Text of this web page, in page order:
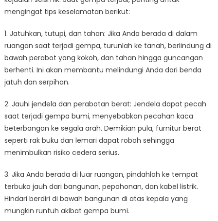
mengingat tips keselamatan berikut:
1. Jatuhkan, tutupi, dan tahan: Jika Anda berada di dalam
ruangan saat terjadi gempa, turunlah ke tanah, berlindung di
bawah perabot yang kokoh, dan tahan hingga guncangan
berhenti. Ini akan membantu melindungi Anda dari benda
jatuh dan serpihan.
2. Jauhi jendela dan perabotan berat: Jendela dapat pecah
saat terjadi gempa bumi, menyebabkan pecahan kaca
beterbangan ke segala arah. Demikian pula, furnitur berat
seperti rak buku dan lemari dapat roboh sehingga
menimbulkan risiko cedera serius.
3. Jika Anda berada di luar ruangan, pindahlah ke tempat
terbuka jauh dari bangunan, pepohonan, dan kabel listrik.
Hindari berdiri di bawah bangunan di atas kepala yang
mungkin runtuh akibat gempa bumi.